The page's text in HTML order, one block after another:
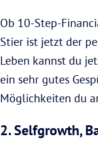
Ob 10-Step-
Stier ist jetzt der
Leben kannst du
ein sehr gutes
Möglichkeiten du
2. Selfgrowth,